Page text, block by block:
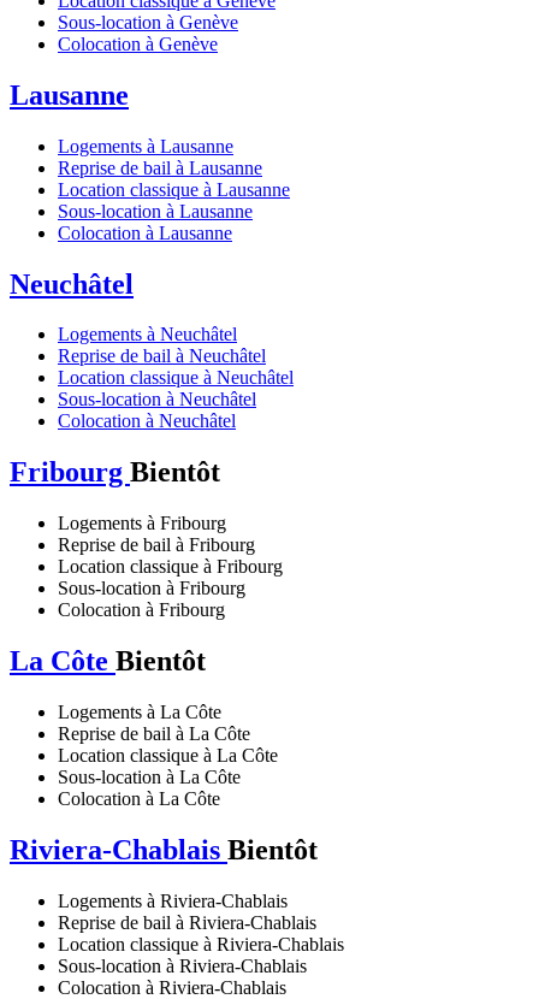
Sous-location à Genève
Colocation à Genève
Lausanne
Logements à Lausanne
Reprise de bail à Lausanne
Location classique à Lausanne
Sous-location à Lausanne
Colocation à Lausanne
Neuchâtel
Logements à Neuchâtel
Reprise de bail à Neuchâtel
Location classique à Neuchâtel
Sous-location à Neuchâtel
Colocation à Neuchâtel
Fribourg Bientôt
Logements à Fribourg
Reprise de bail à Fribourg
Location classique à Fribourg
Sous-location à Fribourg
Colocation à Fribourg
La Côte Bientôt
Logements à La Côte
Reprise de bail à La Côte
Location classique à La Côte
Sous-location à La Côte
Colocation à La Côte
Riviera-Chablais Bientôt
Logements à Riviera-Chablais
Reprise de bail à Riviera-Chablais
Location classique à Riviera-Chablais
Sous-location à Riviera-Chablais
Colocation à Riviera-Chablais